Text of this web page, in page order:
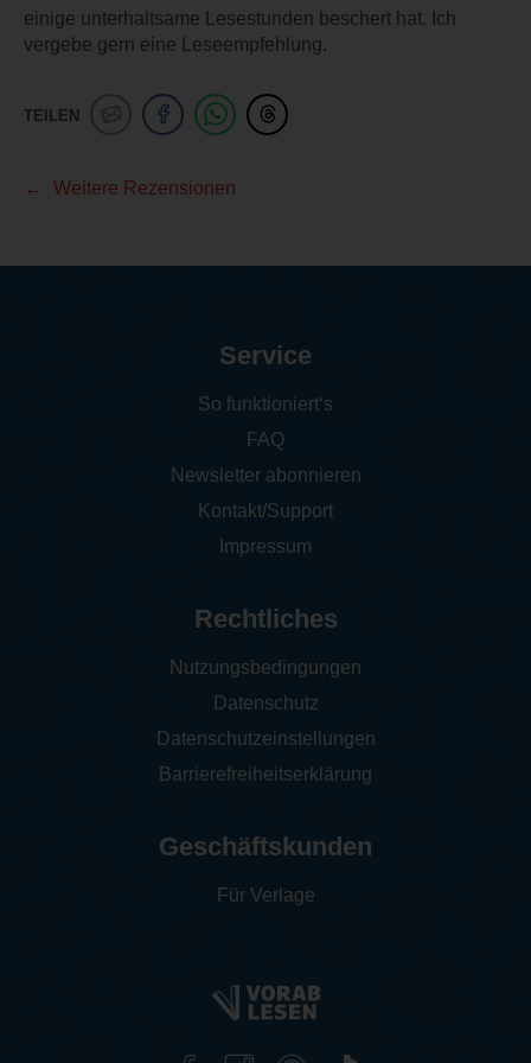
einige unterhaltsame Lesestunden beschert hat. Ich
vergebe gern eine Leseempfehlung.
TEILEN
Weitere Rezensionen
Service
So funktioniert‘s
FAQ
Newsletter abonnieren
Kontakt/Support
Impressum
Rechtliches
Nutzungsbedingungen
Datenschutz
Datenschutzeinstellungen
Barrierefreiheitserklärung
Geschäftskunden
Für Verlage